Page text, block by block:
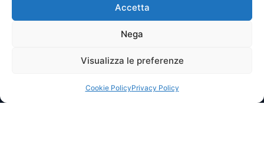
Accetta
Nega
Visualizza le preferenze
Cookie PolicyPrivacy Policy
© 2025 I.P.A. Italia E.T.S. n. 36463 – Via Niccolò Copernico nr.
ipaitalia@pec.ipa-italia.it –Powered by